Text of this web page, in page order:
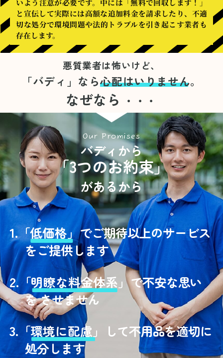
いよう注意が必要です。中には「無料で回収します！」
と宣伝して実際には高額な追加料金を請求したり、不適
切な処分で環境問題や法的トラブルを引き起こす業者も
存在します。
悪質業者は怖いけど、
「バディ」なら心配はいりません。
なぜなら ・・・
Our Promises
バディから
「3つのお約束」
があるから
1.「低価格」でご期待以上のサービス
をご提供します
2.「明瞭な料金体系」で不安な思い
を させません
3. 「環境に配慮」
して不用品を適切に
処分します